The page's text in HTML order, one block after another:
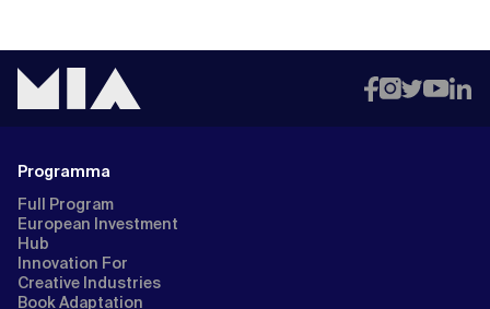
Programma
Full Program
European Investment
Hub
Innovation For
Creative Industries
Book Adaptation